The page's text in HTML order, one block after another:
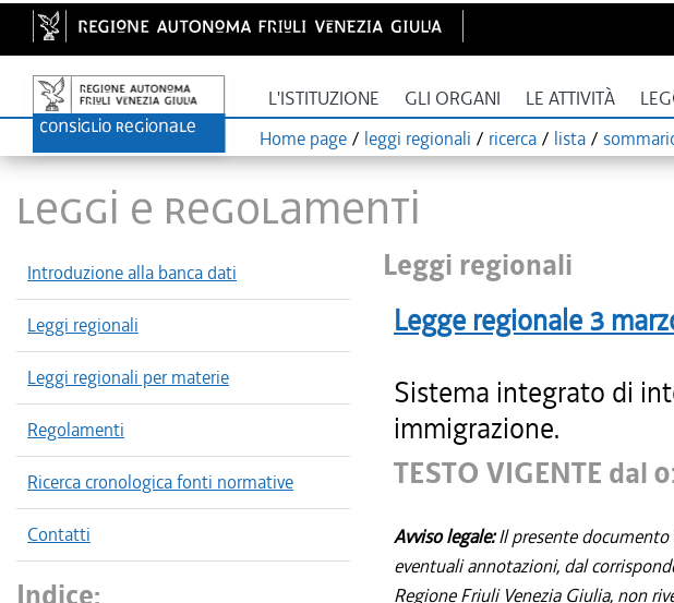
L'ISTITUZIONE GLI ORGANI LE ATTIVITÀ
Home page / leggi regionali / ricerca / lista /
LEGGI E REGOLAMENTI
Introduzione alla banca dati
Leggi regionali
Leggi regionali per materie
Regolamenti
Ricerca cronologica fonti normative
Contatti
Leggi regionali
Legge regionale 3
Sistema integrato di
immigrazione.
TESTO VIGENTE dal
Avviso legale:Il presente
eventuali annotazioni, dal
Regione Friuli Venezia Giulia, non